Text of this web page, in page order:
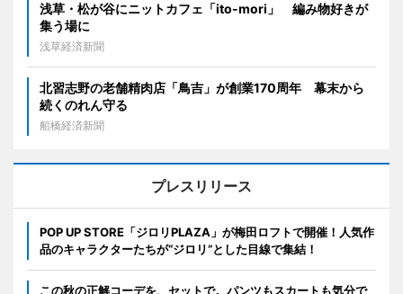
浅草・松が谷にニットカフェ「ito-mori」 編み物好きが
集う場に
浅草経済新聞
北習志野の老舗精肉店「鳥吉」が創業170周年 幕末から
続くのれん守る
船橋経済新聞
プレスリリース
POP UP STORE「ジロリPLAZA」が梅田ロフトで開催！人気作
品のキャラクターたちが“ジロリ”とした目線で集結！
この秋の正解コーデを、セットで。パンツもスカートも気分で